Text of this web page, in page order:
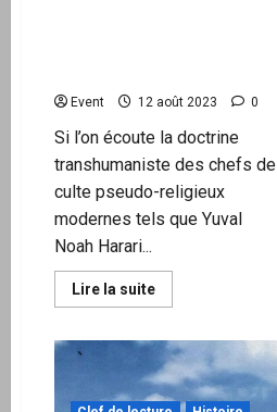
Event 12 août 2023 0
Si l’on écoute la doctrine
transhumaniste des chefs de
culte pseudo-religieux
modernes tels que Yuval
Noah Harari...
Lire la suiteEn
savoir
La
société
humaine
est-